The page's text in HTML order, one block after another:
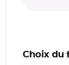
Choix du